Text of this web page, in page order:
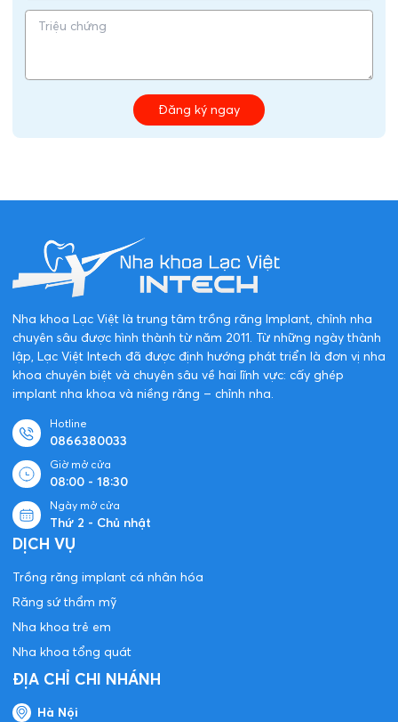
Đăng ký ngay
Nha khoa Lạc Việt là trung tâm trồng răng Implant, chỉnh nha
chuyên sâu được hình thành từ năm 2011. Từ những ngày thành
lập, Lạc Việt Intech đã được định hướng phát triển là đơn vị nha
khoa chuyên biệt và chuyên sâu về hai lĩnh vực: cấy ghép
implant nha khoa và niềng răng – chỉnh nha.
Hotline
0866380033
Giờ mở cửa
08:00 - 18:30
Ngày mở cửa
Thứ 2 - Chủ nhật
DỊCH VỤ
Trồng răng implant cá nhân hóa
Răng sứ thẩm mỹ
Nha khoa trẻ em
Nha khoa tổng quát
ĐỊA CHỈ CHI NHÁNH
Hà Nội